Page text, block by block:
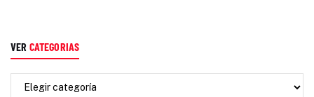
VER CATEGORIAS